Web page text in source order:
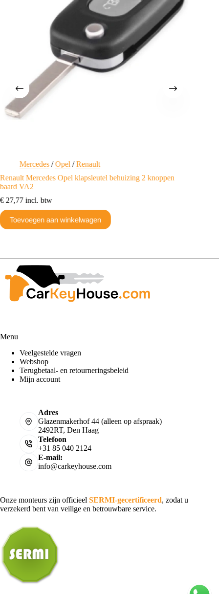
Mercedes/Opel /Renault
Renault Mercedes Opel klapsleutel behuizing 2 knoppen
baard VA2
€ 27,77 incl. btw
Toevoegen aan winkelwagen
Menu
Veelgestelde vragen
Webshop
Terugbetaal- en retourneringsbeleid
Mijn account
Adres
Glazenmakerhof 44 (alleen op afspraak)
2492RT, Den Haag
Telefoon
+31 85 040 2124
E-mail:
info@carkeyhouse.com
Onze monteurs zijn officieel SERMI-gecertificeerd, zodat u
verzekerd bent van veilige en betrouwbare service.